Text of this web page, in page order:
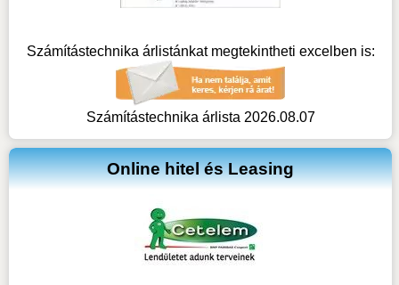
Számítástechnika árlistánkat megtekintheti excelben is:
Számítástechnika árlista 2026.08.07
Online hitel és Leasing